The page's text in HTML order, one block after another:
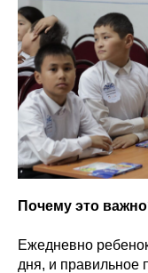
Почему это
Ежедневно
дня, и правильное